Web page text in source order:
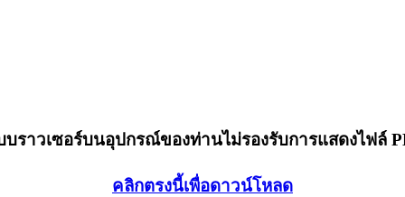
บราวเซอร์บนอุปกรณ์ของท่านไม่รองรับการแสดงไฟล์
คลิกตรงนี้เพื่อดาวน์โหลด